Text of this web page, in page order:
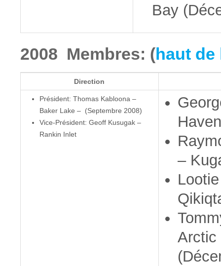
Bay
2008 Membres: (haut de
Direction
Président: Thomas Kabloona –
Baker Lake – (Septembre 2008)
Vice-Président: Geoff Kusugak –
Rankin Inlet
Haven
–
Arctic